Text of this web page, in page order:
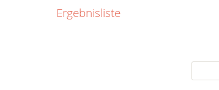
Ergebnisliste